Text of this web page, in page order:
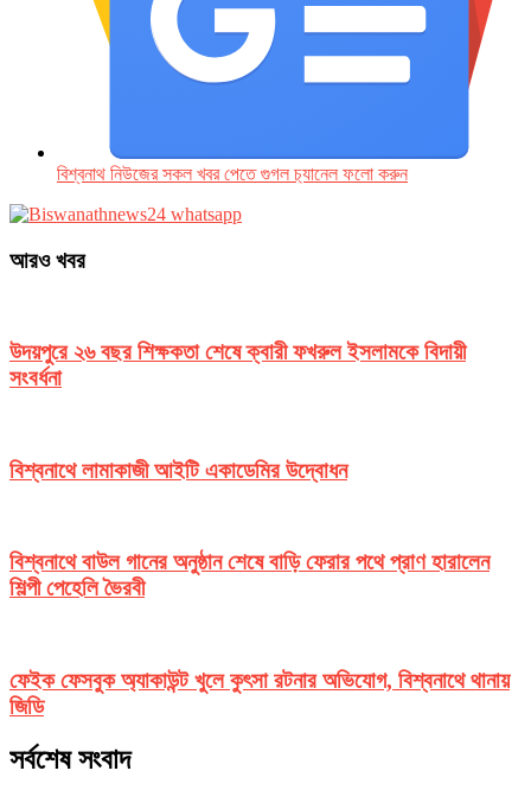
বিশ্বনাথ নিউজের সকল খবর পেতে গুগল চ‌্যানেল ফলো করুন
আরও খবর
উদয়পুরে ২৬ বছর শিক্ষকতা শেষে ক্বারী ফখরুল ইসলামকে বিদায়ী
সংবর্ধনা
বিশ্বনাথে লামাকাজী আইটি একাডেমির উদ্বোধন
বিশ্বনাথে বাউল গানের অনুষ্ঠান শেষে বাড়ি ফেরার পথে প্রাণ হারালেন
শিল্পী পেহেলি ভৈরবী
ফেইক ফেসবুক অ্যাকাউন্ট খুলে কুৎসা রটনার অভিযোগ, বিশ্বনাথে থানায়
জিডি
সর্বশেষ সংবাদ